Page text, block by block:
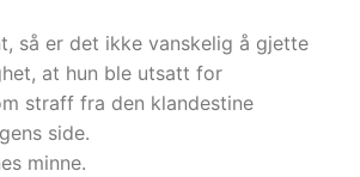
så er det ikke vanskelig å gjette
at hun ble utsatt for
straff fra den klandestine
side.
minne.